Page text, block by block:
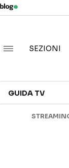
SEZIONI
GUIDA TV